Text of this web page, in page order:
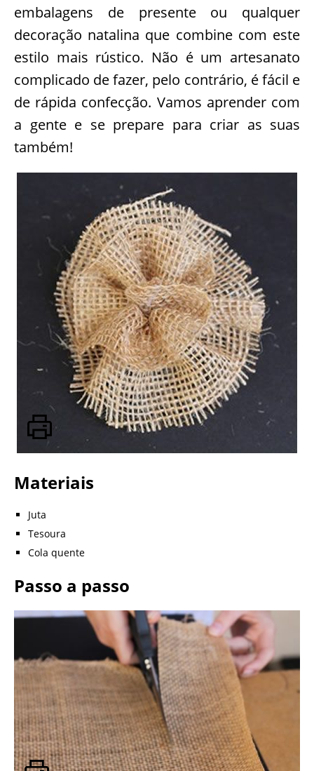
embalagens de presente ou qualquer
decoração natalina que combine com este
estilo mais rústico. Não é um artesanato
complicado de fazer, pelo contrário, é fácil e
de rápida confecção. Vamos aprender com
a gente e se prepare para criar as suas
também!
Materiais
Juta
Tesoura
Cola quente
Passo a passo